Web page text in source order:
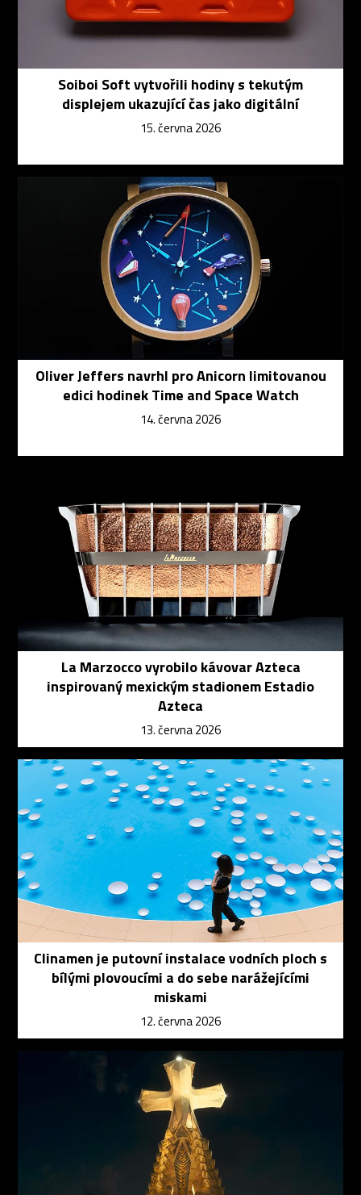
Soiboi Soft vytvořili hodiny s tekutým
displejem ukazující čas jako digitální
15. června 2026
Oliver Jeffers navrhl pro Anicorn limitovanou
edici hodinek Time and Space Watch
14. června 2026
La Marzocco vyrobilo kávovar Azteca
inspirovaný mexickým stadionem Estadio
Azteca
13. června 2026
Clinamen je putovní instalace vodních ploch s
bílými plovoucími a do sebe narážejícími
miskami
12. června 2026